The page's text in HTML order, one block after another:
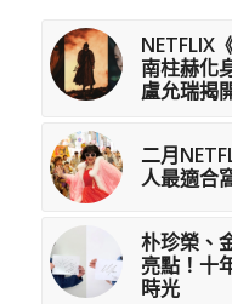
NETFLIX
南柱赫化
盧允瑞揭
二月
人最適合
朴珍榮、
亮點！十
時光